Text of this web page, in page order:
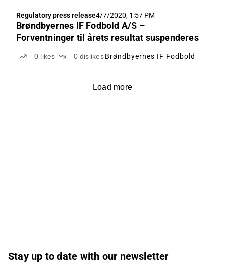
Regulatory press release4/7/2020, 1:57 PM
Brøndbyernes IF Fodbold A/S –
Forventninger til årets resultat suspenderes
0 likes 0 dislikes Brøndbyernes IF Fodbold
Load more
Stay up to date with our newsletter